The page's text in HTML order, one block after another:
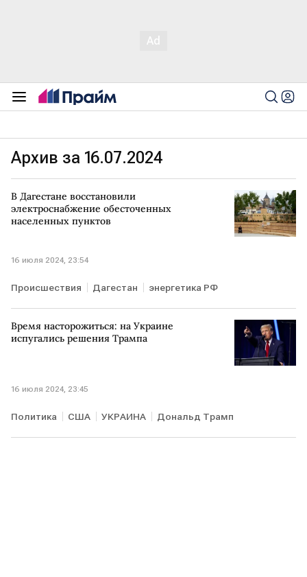
Архив за 16.07.2024
В Дагестане восстановили
электроснабжение обесточенных
населенных пунктов
16 июля 2024, 23:54
Происшествия Дагестан энергетика РФ
Время насторожиться: на Украине
испугались решения Трампа
16 июля 2024, 23:45
Политика США УКРАИНА Дональд Трамп